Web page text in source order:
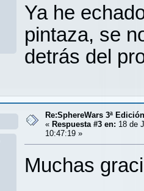
Ya he
pintaza, se
detrás del
Re:SphereWars 3ª
« Respuesta #3 en: 18 de
10:47:19 »
Muchas